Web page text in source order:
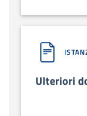
Ulteriori